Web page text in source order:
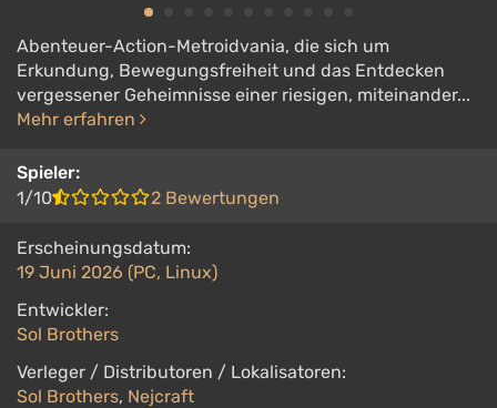
Abenteuer-Action-Metroidvania, die sich um
Erkundung, Bewegungsfreiheit und das Entdecken
vergessener Geheimnisse einer riesigen, miteinander...
Mehr erfahren
Spieler:
1/10
2 Bewertungen
Erscheinungsdatum:
19 Juni 2026 (PC, Linux)
Entwickler:
Sol Brothers
Verleger / Distributoren / Lokalisatoren:
Sol Brothers, Nejcraft